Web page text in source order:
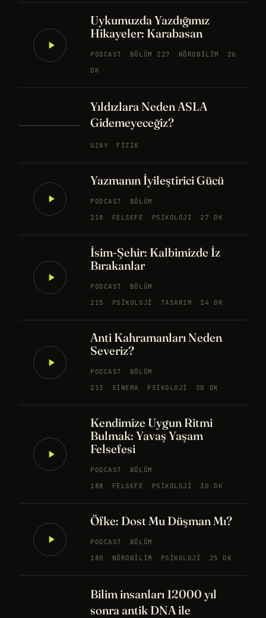
Uykumuzda Yazdığımız
Hikayeler: Karabasan
PODCAST BÖLÜM 227 NÖROBILIM
26
DK
Yıldızlara Neden ASLA
Gidemeyeceğiz?
UZAY FIZIK
Yazmanın İyileştirici Gücü
PODCAST
BÖLÜM
218
FELSEFE PSIKOLOJI 27 DK
İsim-Şehir: Kalbimizde İz
Bırakanlar
PODCAST
BÖLÜM
215
PSIKOLOJI TASARIM 24 DK
Anti Kahramanları Neden
Severiz?
PODCAST
BÖLÜM
213
SINEMA PSIKOLOJI 30 DK
Kendimize Uygun Ritmi
Bulmak: Yavaş Yaşam
Felsefesi
PODCAST
BÖLÜM
188
FELSEFE PSIKOLOJI 30 DK
Öfke: Dost Mu Düşman Mı?
PODCAST
BÖLÜM
180
NÖROBILIM PSIKOLOJI 25 DK
Bilim insanları 12000 yıl
sonra antik DNA ile